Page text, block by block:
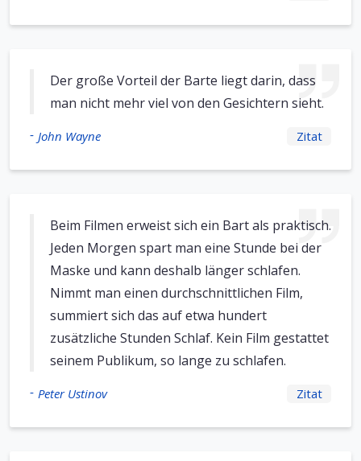
Der große Vorteil der Barte liegt darin, dass
man nicht mehr viel von den Gesichtern sieht.
- John Wayne Zitat
Beim Filmen erweist sich ein Bart als praktisch.
Jeden Morgen spart man eine Stunde bei der
Maske und kann deshalb länger schlafen.
Nimmt man einen durchschnittlichen Film,
summiert sich das auf etwa hundert
zusätzliche Stunden Schlaf. Kein Film gestattet
seinem Publikum, so lange zu schlafen.
- Peter Ustinov Zitat